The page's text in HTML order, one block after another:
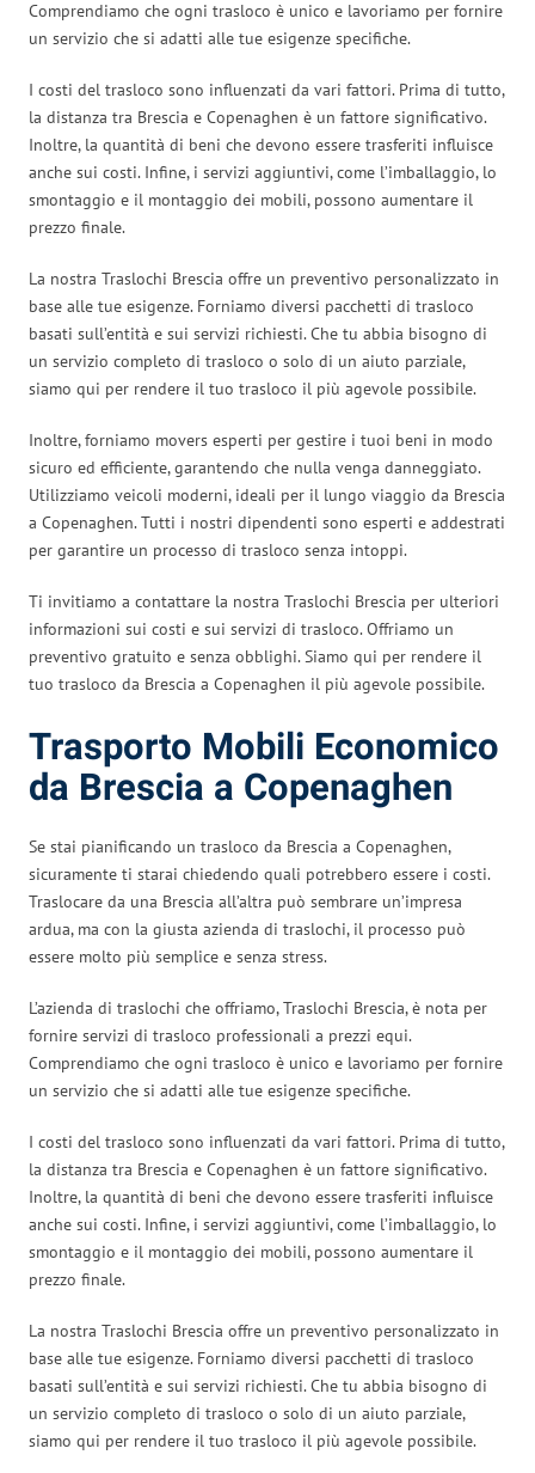
Comprendiamo che ogni trasloco è unico e lavoriamo per fornire
un servizio che si adatti alle tue esigenze specifiche.
I costi del trasloco sono influenzati da vari fattori. Prima di tutto,
la distanza tra Brescia e Copenaghen è un fattore significativo.
Inoltre, la quantità di beni che devono essere trasferiti influisce
anche sui costi. Infine, i servizi aggiuntivi, come l’imballaggio, lo
smontaggio e il montaggio dei mobili, possono aumentare il
prezzo finale.
La nostra Traslochi Brescia offre un preventivo personalizzato in
base alle tue esigenze. Forniamo diversi pacchetti di trasloco
basati sull’entità e sui servizi richiesti. Che tu abbia bisogno di
un servizio completo di trasloco o solo di un aiuto parziale,
siamo qui per rendere il tuo trasloco il più agevole possibile.
Inoltre, forniamo movers esperti per gestire i tuoi beni in modo
sicuro ed efficiente, garantendo che nulla venga danneggiato.
Utilizziamo veicoli moderni, ideali per il lungo viaggio da Brescia
a Copenaghen. Tutti i nostri dipendenti sono esperti e addestrati
per garantire un processo di trasloco senza intoppi.
Ti invitiamo a contattare la nostra Traslochi Brescia per ulteriori
informazioni sui costi e sui servizi di trasloco. Offriamo un
preventivo gratuito e senza obblighi. Siamo qui per rendere il
tuo trasloco da Brescia a Copenaghen il più agevole possibile.
Trasporto Mobili Economico
da Brescia a Copenaghen
Se stai pianificando un trasloco da Brescia a Copenaghen,
sicuramente ti starai chiedendo quali potrebbero essere i costi.
Traslocare da una Brescia all’altra può sembrare un’impresa
ardua, ma con la giusta azienda di traslochi, il processo può
essere molto più semplice e senza stress.
L’azienda di traslochi che offriamo, Traslochi Brescia, è nota per
fornire servizi di trasloco professionali a prezzi equi.
Comprendiamo che ogni trasloco è unico e lavoriamo per fornire
un servizio che si adatti alle tue esigenze specifiche.
I costi del trasloco sono influenzati da vari fattori. Prima di tutto,
la distanza tra Brescia e Copenaghen è un fattore significativo.
Inoltre, la quantità di beni che devono essere trasferiti influisce
anche sui costi. Infine, i servizi aggiuntivi, come l’imballaggio, lo
smontaggio e il montaggio dei mobili, possono aumentare il
prezzo finale.
La nostra Traslochi Brescia offre un preventivo personalizzato in
base alle tue esigenze. Forniamo diversi pacchetti di trasloco
basati sull’entità e sui servizi richiesti. Che tu abbia bisogno di
un servizio completo di trasloco o solo di un aiuto parziale,
siamo qui per rendere il tuo trasloco il più agevole possibile.